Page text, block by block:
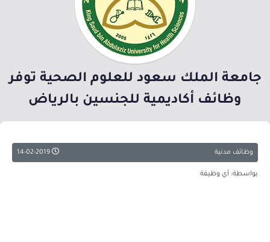
جامعة الملك سعود للعلوم الصحية توفر
وظائف أكاديمية للجنسين بالرياض
وظائف مدنية
بواسطة: أي وظيفة